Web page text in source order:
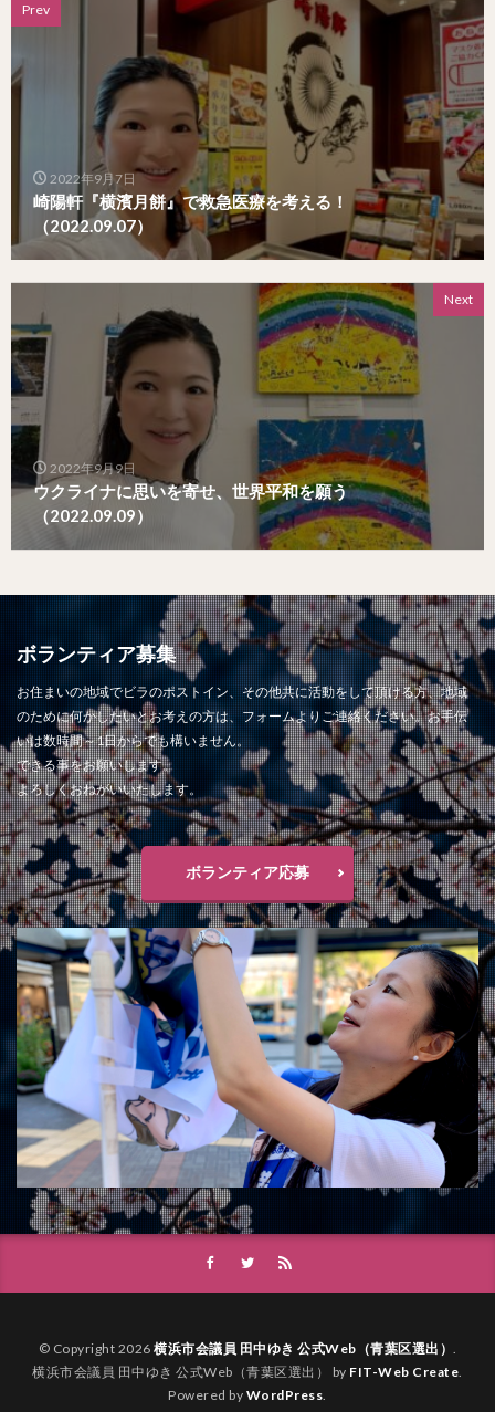
Prev
2022年9月7日
崎陽軒『横濱月餅』で救急医療を考える！
（2022.09.07）
Next
2022年9月9日
ウクライナに思いを寄せ、世界平和を願う
（2022.09.09）
ボランティア募集
お住まいの地域でビラのポストイン、その他共に活動をして頂ける方、地域
のために何かしたいとお考えの方は、フォームよりご連絡ください。お手伝
いは数時間～1日からでも構いません。
できる事をお願いします。
よろしくおねがいいたします。
ボランティア応募
© Copyright 2026 横浜市会議員 田中ゆき 公式Web（青葉区選出） .
横浜市会議員 田中ゆき 公式Web（青葉区選出） by FIT-Web Create.
Powered by WordPress.